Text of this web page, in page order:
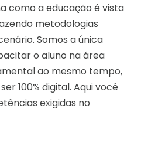
como a educação é vista
metodologias
Somos a única
o aluno na área
ao mesmo tempo,
100% digital. Aqui você
exigidas no